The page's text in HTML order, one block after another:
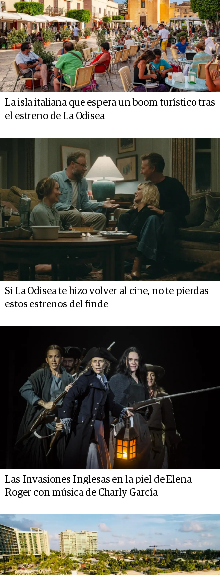
La isla italiana que espera un boom turístico tras
el estreno de La Odisea
Si La Odisea te hizo volver al cine, no te pierdas
estos estrenos del finde
Las Invasiones Inglesas en la piel de Elena
Roger con música de Charly García